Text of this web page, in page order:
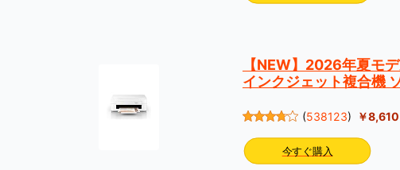
【NEW】2026年夏モ
インクジェット複合機
(538123) ￥8,610
今すぐ購入